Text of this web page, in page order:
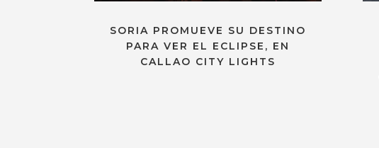
SORIA PROMUEVE SU DESTINO
PARA VER EL ECLIPSE, EN
CALLAO CITY LIGHTS